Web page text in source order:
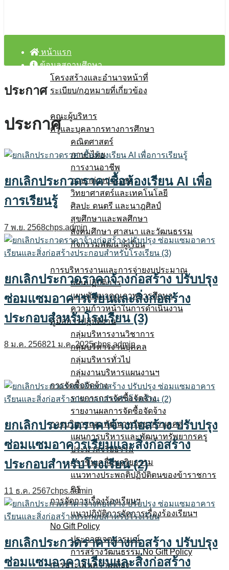
หน้าแรก
ข้อมูลสถานศึกษา
โครงสร้างและอำนาจหน้าที่
ระเบียบ/กฎหมายที่เกี่ยวข้อง
คณะผู้บริหาร
ครูและบุคลากรทางการศึกษา
คณิตศาสตร์
ภาษาไทย
การงานอาชีพ
ภาษาต่างประเทศ
วิทยาศาสตร์และเทคโนโลยี
ศิลปะ ดนตรี และนาฎศิลป์
สุขศึกษาและพลศึกษา
สังคมศึกษา ศาสนา และวัฒนธรรม
กิจกรรมพัฒนาผู้เรียน
โรงเรียนสุจริต
การบริหารงานและการจ่ายงบประมาณ
แผนปฏิบัติการ
แผนพัฒนาคุณภาพการศึกษา
ความก้าวหน้าในการดำเนินงาน
คู่มือการปฏิบัติงาน
กลุ่มบริหารงานวิชาการ
กลุ่มบริหารงานบุคคล
กลุ่มบริหารทั่วไป
กลุ่มงานบริหารแผนงานฯ
การจัดซื้อจัดจ้าง
รายการการจัดซื้อจัดจ้าง
รายงานผลการจัดซื้อจัดจ้าง
การบริหารและพัฒนาทรัพยากรบุคคล
แผนการบริหารและพัฒนาทรัพยากรครู
ประมวลจริยธรรม
การขับเคลื่อนจริยธรรม
แนวทางประพฤติปฏิบัติตนของข้าราชการ
ครู
การจัดการเรื่องร้องเรียนฯ
แนวปฏิบัติการจัดการเรื่องร้องเรียนฯ
No Gift Policy
ประกาศเจตนารมณ์
การสร้างวัฒนธรรม No Gift Policy
การประเมินความเสี่ยง
ประกาศ
ประกาศ
ยกเลิกประกวดราคาซื้อห้องเรียน AI เพื่อ
การเรียนรู้
7 พ.ย. 2568chps.admin
ยกเลิกประกวดราคาจ้างก่อสร้าง ปรับปรุง
ซ่อมแซมอาคารเรียนและสิ่งก่อสร้าง
ประกอบสำหรับโรงเรียน (3)
8 ม.ค. 256821 ม.ค. 2025chps.admin
ยกเลิกประกวดราคาจ้างก่อสร้าง ปรับปรุง
ซ่อมแซมอาคารเรียนและสิ่งก่อสร้าง
ประกอบสำหรับโรงเรียน (2)
11 ธ.ค. 2567chps.admin
ยกเลิกประกวดราคาจ้างก่อสร้าง ปรับปรุง
ซ่อมแซมอาคารเรียนและสิ่งก่อสร้าง